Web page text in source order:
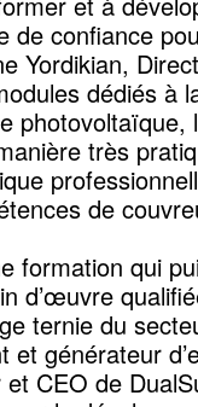
de confiance
Yordikian,
dédiés à
très
de
formation qui
d’œuvre
ternie du
et générateur
CEO de